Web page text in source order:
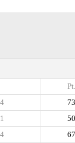
Pt.
73
50
67